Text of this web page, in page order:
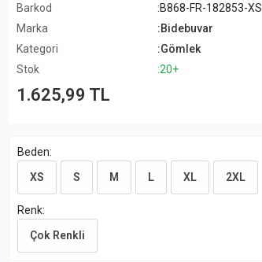
Barkod
:B868-FR-182853-XS
Marka
:Bidebuvar
Kategori
:Gömlek
Stok
:20+
1.625,99 TL
Beden:
XS
S M L XL 2XL
Renk:
Çok Renkli